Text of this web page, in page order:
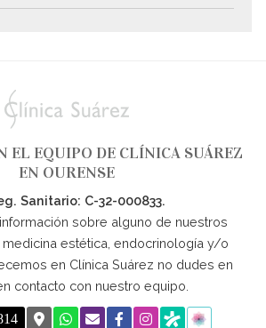
EL EQUIPO DE CLÍNICA SUÁREZ
EN OURENSE
Sanitario: C-32-000833.
sobre alguno de nuestros
estética, endocrinología y/o
en Clínica Suárez no dudes en
contacto con nuestro equipo.